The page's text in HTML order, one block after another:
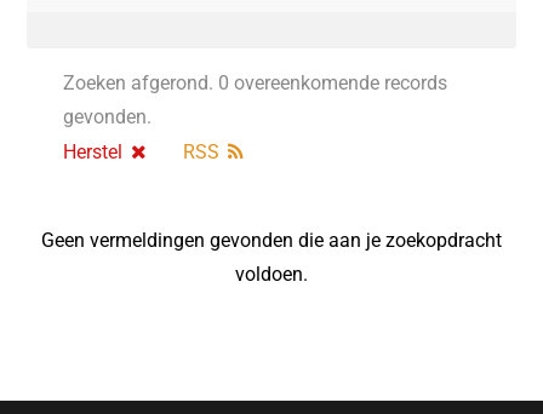
Zoeken afgerond. 0 overeenkomende records
gevonden.
Herstel
RSS
Geen vermeldingen gevonden die aan je zoekopdracht
voldoen.